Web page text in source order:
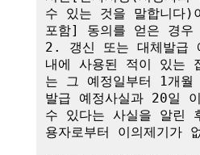
수 있는 것을 말합니다)
포함] 동의를 얻은 경우
2. 갱신 또는 대체발급
내에 사용된 적이 있는
는 그 예정일부터 1개월
발급 예정사실과 20일
수 있다는 사실을 알린
용자로부터 이의제기가